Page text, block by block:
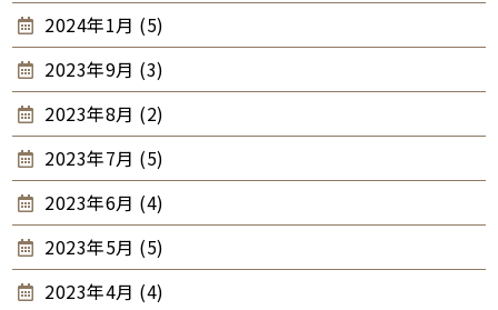
2024年1月 (5)
2023年9月 (3)
2023年8月 (2)
2023年7月 (5)
2023年6月 (4)
2023年5月 (5)
2023年4月 (4)